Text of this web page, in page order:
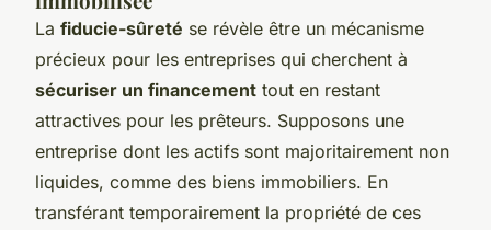
La fiducie-sûreté se révèle être un mécanisme
précieux pour les entreprises qui cherchent à
sécuriser un financement tout en restant
attractives pour les prêteurs. Supposons une
entreprise dont les actifs sont majoritairement non
liquides, comme des biens immobiliers. En
transférant temporairement la propriété de ces